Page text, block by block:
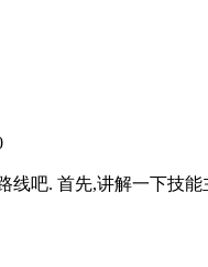
吧. 首先,讲解一下技